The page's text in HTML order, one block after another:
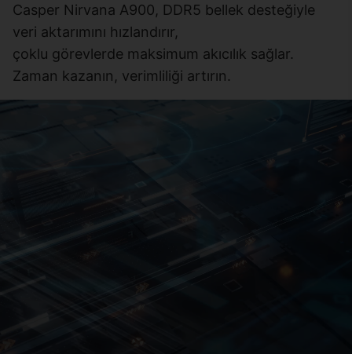
Casper Nirvana A900, DDR5 bellek desteğiyle
veri aktarımını hızlandırır,
çoklu görevlerde maksimum akıcılık sağlar.
Zaman kazanın, verimliliği artırın.